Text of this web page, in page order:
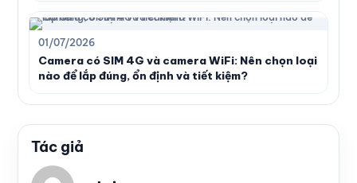
01/07/2026
Camera có SIM 4G và camera WiFi: Nên chọn loại
nào để lắp đúng, ổn định và tiết kiệm?
Tác giả